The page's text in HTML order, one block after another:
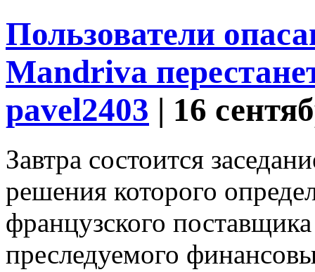
Пользователи
Mandriva
pavel2403 | 16
Завтра состоится
решения которого
французского
преследуемого